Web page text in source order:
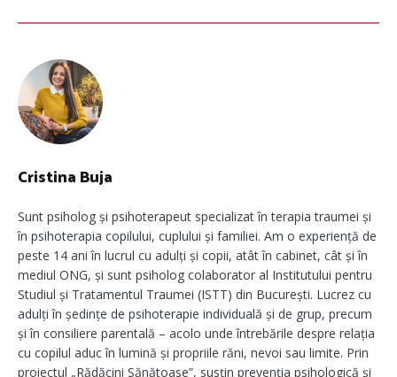
Cristina Buja
Sunt psiholog și psihoterapeut specializat în terapia traumei și
în psihoterapia copilului, cuplului și familiei. Am o experiență de
peste 14 ani în lucrul cu adulți și copii, atât în cabinet, cât și în
mediul ONG, și sunt psiholog colaborator al Institutului pentru
Studiul și Tratamentul Traumei (ISTT) din București. Lucrez cu
adulți în ședințe de psihoterapie individuală și de grup, precum
și în consiliere parentală – acolo unde întrebările despre relația
cu copilul aduc în lumină și propriile răni, nevoi sau limite. Prin
proiectul „Rădăcini Sănătoase”, susțin prevenția psihologică și